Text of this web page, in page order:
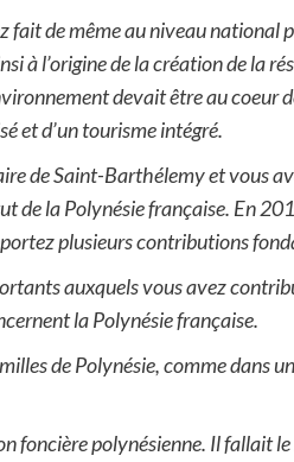
fait de même au niveau national
à l’origine de la création de la
devait être au coeur
et d’un tourisme intégré.
de Saint-Barthélemy et vous
de la Polynésie française. En
plusieurs contributions
auxquels vous avez
la Polynésie française.
de Polynésie, comme dans
foncière polynésienne. Il fallait